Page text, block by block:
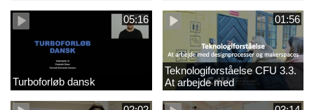
05:16
Turboforløb dansk
01:56
Teknologiforståelse CFU 3.3.
At arbejde med
designprocesser og
makerspaces